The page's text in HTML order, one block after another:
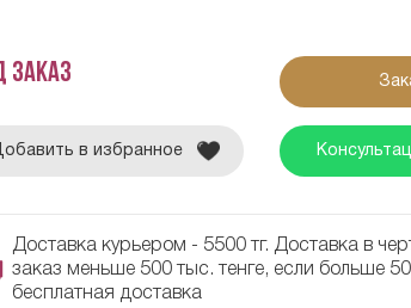
заказ
в избранное
Доставка курьером - 5500 тг. Доставка в
заказ меньше 500 тыс. тенге, если больше
бесплатная доставка